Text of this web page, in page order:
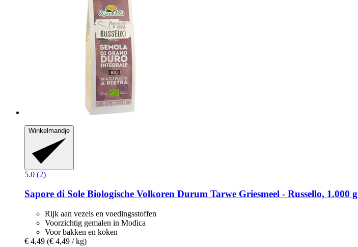
Winkelmandje
5.0 (2)
Sapore di Sole Biologische Volkoren Durum Tarwe Griesmeel -​ Russello, 1.000 g
Rijk aan vezels en voedingsstoffen
Voorzichtig gemalen in Modica
Voor bakken en koken
€ 4,49 (€ 4,49 / kg)